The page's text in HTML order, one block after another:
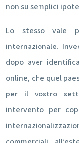
non su semplici
Lo stesso vale
internazionale.
dopo aver
online, che quel
per il vostro
intervento per